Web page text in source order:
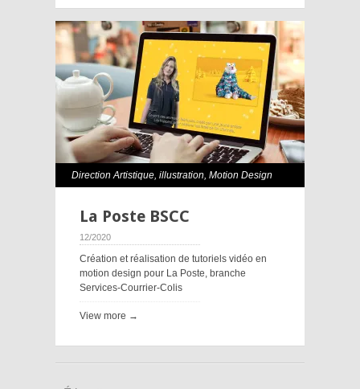
Direction Artistique, illustration, Motion Design
La Poste BSCC
12/2020
Création et réalisation de tutoriels vidéo en
motion design pour La Poste, branche
Services-Courrier-Colis
View more →